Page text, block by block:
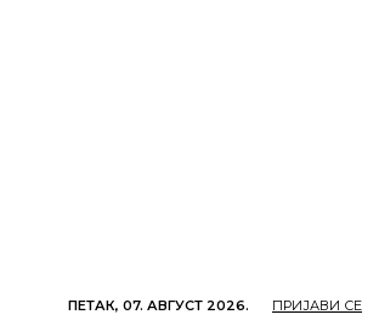
ПЕТАК, 07. АВГУСТ 2026. ПРИЈАВИ СЕ